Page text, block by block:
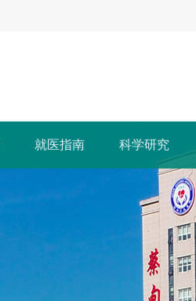
就医指南 科学研究